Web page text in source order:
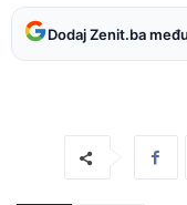
Dodaj Zenit.ba